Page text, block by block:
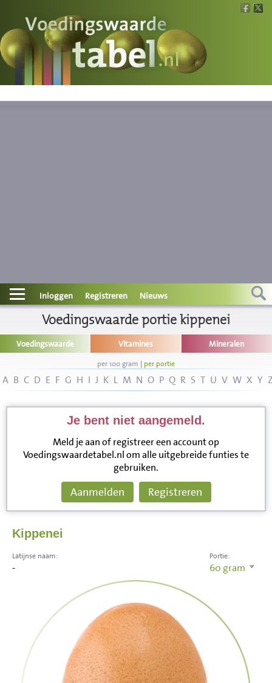
Voedingswaarde
Wat is wat?
Contact
Informatie
Disclaimer
Inloggen Registreren Nieuws
Voedingswaarde portie kippenei
Voedingswaarde Vitamines Mineralen
per 100 gram | per portie
A B C D E F G H I J K L M N O P Q R S T U V W X Y
Je bent niet aangemeld.
Meld je aan of registreer een account op
Voedingswaardetabel.nl om alle uitgebreide funties te
gebruiken.
Aanmelden Registreren
Kippenei
Portie:
60 gram
Latijnse naam:
-